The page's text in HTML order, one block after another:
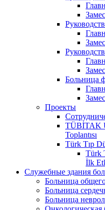
Больница
Проекты
TÜBİTAK
Toplantısı
Türk Tıp
Türk
İlk
Служебные здания
Больница
Больница
Больница